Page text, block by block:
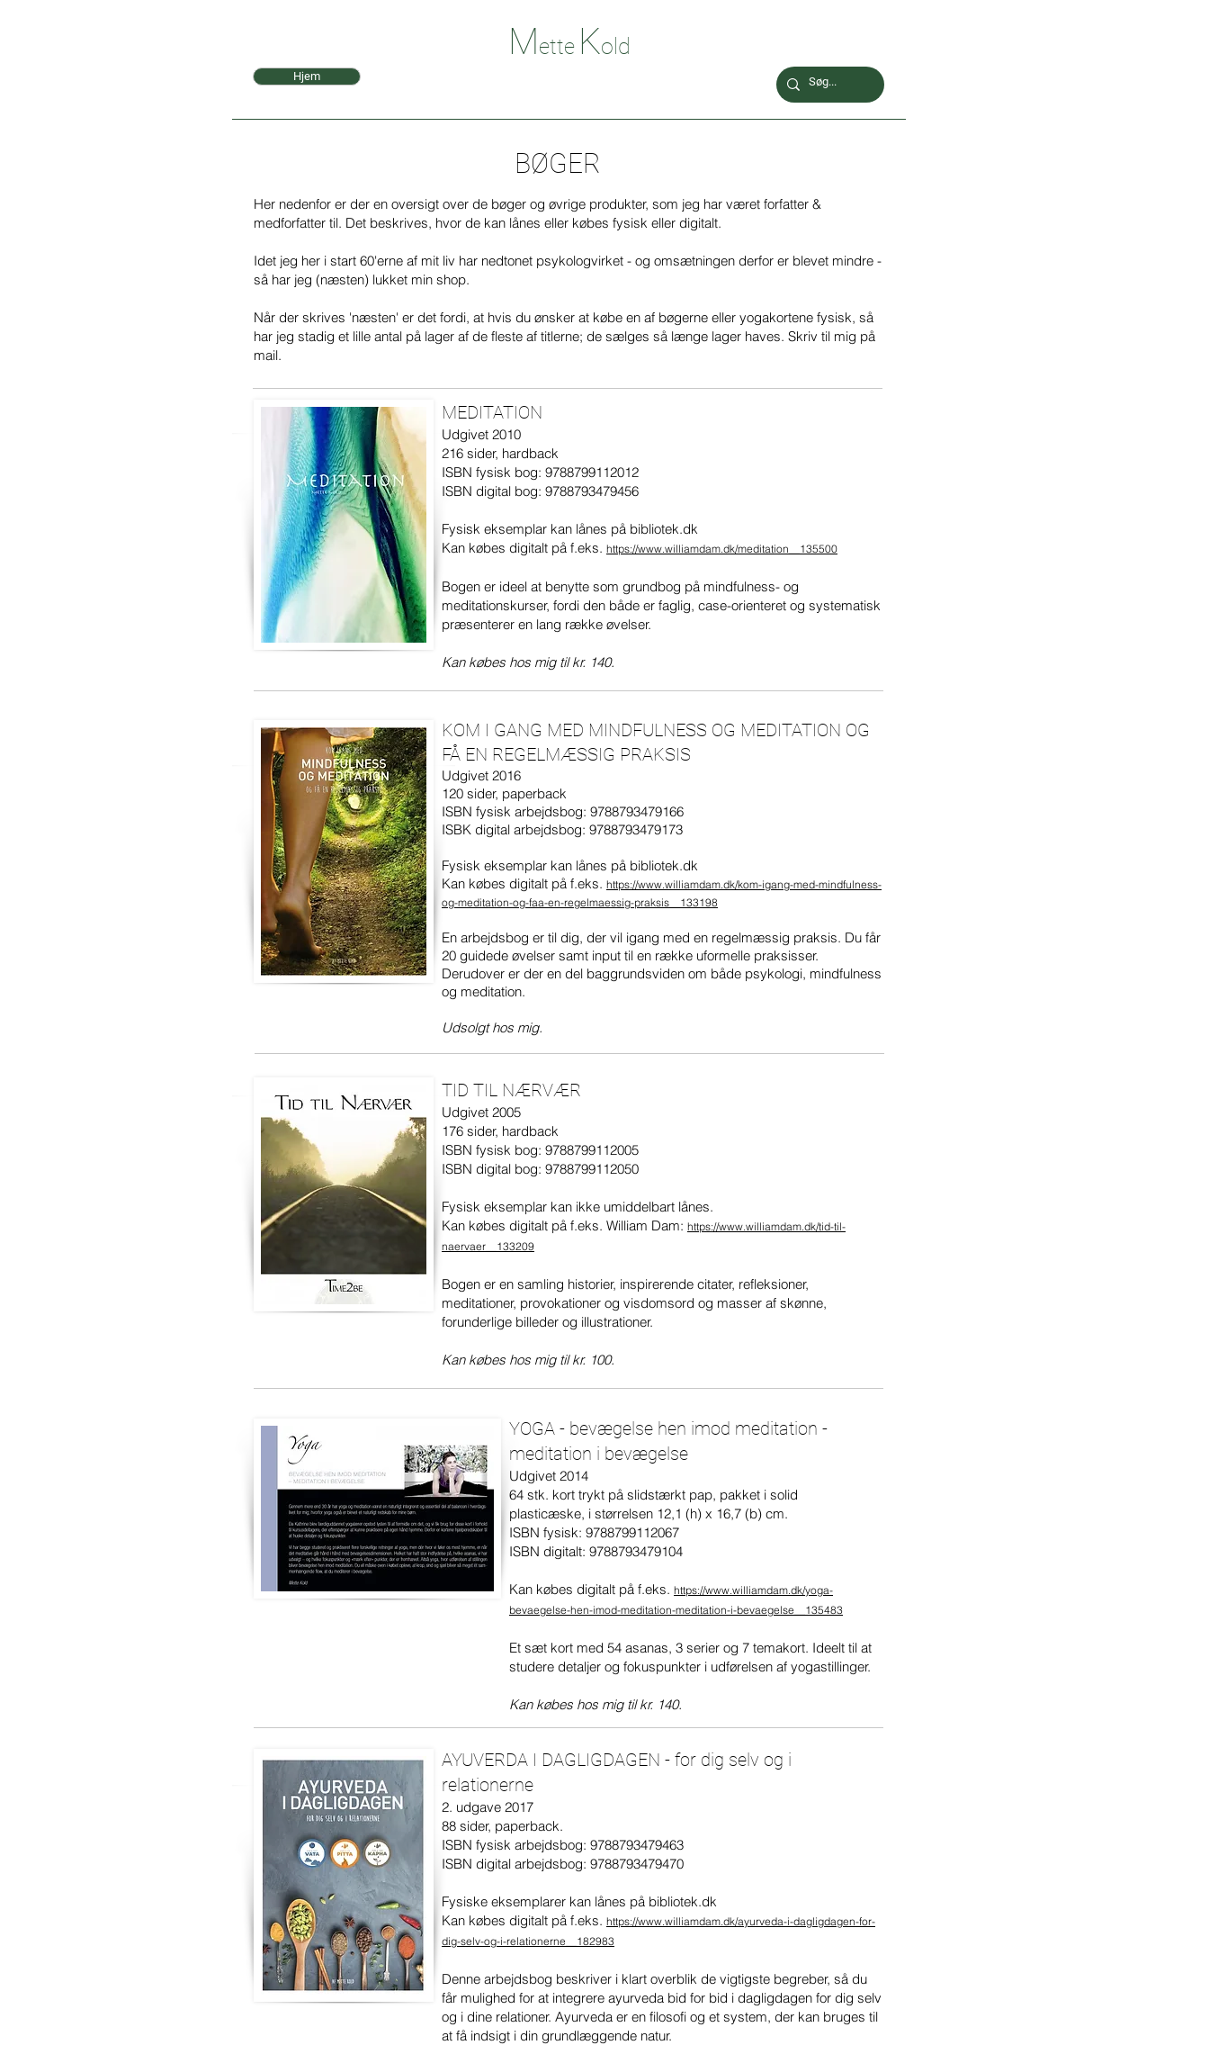
Mette Kold
Hjem
BØGER
Her nedenfor er der en oversigt over de bøger og øvrige produkter, som jeg har været forfatter &
medforfatter til. Det beskrives, hvor de kan lånes eller købes fysisk eller digitalt.
Idet jeg her i start 60'erne af mit liv har nedtonet psykologvirket - og omsætningen derfor er blevet mindre -
så har jeg (næsten) lukket min shop.
Når der skrives 'næsten' er det fordi, at hvis du ønsker at købe en af bøgerne eller yogakortene fysisk, så
har jeg stadig et lille antal på lager af de fleste af titlerne; de sælges så længe lager haves. Skriv til mig på
mail.
MEDITATION
Udgivet 2010
216 sider, hardback
ISBN fysisk bog: 9788799112012
ISBN digital bog: 9788793479456
Fysisk eksemplar kan lånes på bibliotek.dk
Kan købes digitalt på f.eks. https://www.williamdam.dk/meditation__135500
Bogen er ideel at benytte som grundbog på mindfulness- og
meditationskurser, fordi den både er faglig, case-orienteret og systematisk
præsenterer en lang række øvelser.
Kan købes hos mig til kr. 140.
KOM I GANG MED MINDFULNESS OG MEDITATION OG
FÅ EN REGELMÆSSIG PRAKSIS
Udgivet 2016
120 sider, paperback
ISBN fysisk arbejdsbog: 9788793479166
ISBK digital arbejdsbog: 9788793479173
Fysisk eksemplar kan lånes på bibliotek.dk
Kan købes digitalt på f.eks. https://www.williamdam.dk/kom-igang-med-mindfulness-
og-meditation-og-faa-en-regelmaessig-praksis__133198
En arbejdsbog er til dig, der vil igang med en regelmæssig praksis. Du får
20 guidede øvelser samt input til en række uformelle praksisser.
Derudover er der en del baggrundsviden om både psykologi, mindfulness
og meditation.
Udsolgt hos mig.
TID TIL NÆRVÆR
Udgivet 2005
176 sider, hardback
ISBN fysisk bog: 9788799112005
ISBN digital bog: 9788799112050
Fysisk eksemplar kan ikke umiddelbart lånes.
Kan købes digitalt på f.eks. William Dam: https://www.williamdam.dk/tid-til-
naervaer__133209
Bogen er en samling historier, inspirerende citater, refleksioner,
meditationer, provokationer og visdomsord og masser af skønne,
forunderlige billeder og illustrationer.
Kan købes hos mig til kr. 100.
YOGA - bevægelse hen imod meditation -
meditation i bevægelse
Udgivet 2014
64 stk. kort trykt på slidstærkt pap, pakket i solid
plasticæske, i størrelsen 12,1 (h) x 16,7 (b) cm.
ISBN fysisk: 9788799112067
ISBN digitalt: 9788793479104
Kan købes digitalt på f.eks. https://www.williamdam.dk/yoga-
bevaegelse-hen-imod-meditation-meditation-i-bevaegelse__135483
Et sæt kort med 54 asanas, 3 serier og 7 temakort. Ideelt til at
studere detaljer og fokuspunkter i udførelsen af yogastillinger.
Kan købes hos mig til kr. 140.
AYUVERDA I DAGLIGDAGEN - for dig selv og i
relationerne
2. udgave 2017
88 sider, paperback.
ISBN fysisk arbejdsbog: 9788793479463
ISBN digital arbejdsbog: 9788793479470
Fysiske eksemplarer kan lånes på bibliotek.dk
Kan købes digitalt på f.eks. https://www.williamdam.dk/ayurveda-i-dagligdagen-for-
dig-selv-og-i-relationerne__182983
Denne arbejdsbog beskriver i klart overblik de vigtigste begreber, så du
får mulighed for at integrere ayurveda bid for bid i dagligdagen for dig selv
og i dine relationer. Ayurveda er en filosofi og et system, der kan bruges til
at få indsigt i din grundlæggende natur.